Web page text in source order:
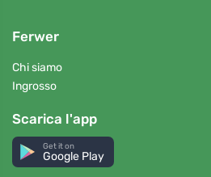
Ferwer
Chi siamo
Ingrosso
Scarica l'app
Get it on
Google Play